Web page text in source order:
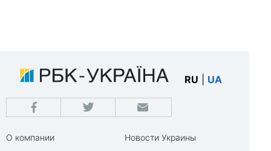
RU UA
О компании
Новости Украины